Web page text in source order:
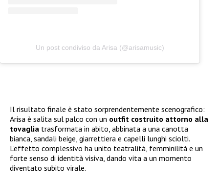
Un post condiviso da Arisa (@arisamusic)
Il risultato finale è stato sorprendentemente scenografico:
Arisa è salita sul palco con un outfit costruito attorno alla
tovaglia trasformata in abito, abbinata a una canotta
bianca, sandali beige, giarrettiera e capelli lunghi sciolti.
L’effetto complessivo ha unito teatralità, femminilità e un
forte senso di identità visiva, dando vita a un momento
diventato subito virale.